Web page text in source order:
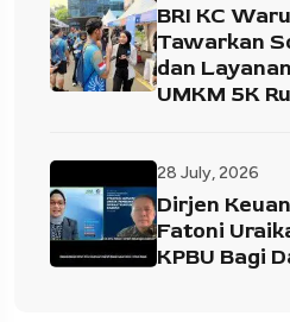
BRI KC
Tawarkan
dan
UMKM 5K
28 July, 2026
Dirjen
Fatoni
KPBU Bagi